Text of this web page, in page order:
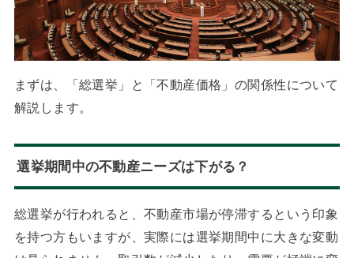
まずは、「総選挙」と「不動産価格」の関係性について
解説します。
選挙期間中の不動産ニーズは下がる？
総選挙が行われると、不動産市場が停滞するという印象
を持つ方もいますが、実際には選挙期間中に大きな変動